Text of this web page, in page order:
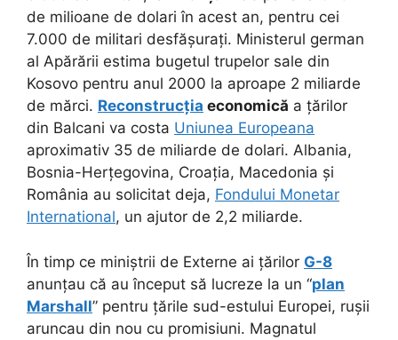
de milioane de dolari în acest an, pentru cei
7.000 de militari desfășurați. Ministerul german
al Apărării estima bugetul trupelor sale din
Kosovo pentru anul 2000 la aproape 2 miliarde
de mărci. Reconstrucția economică a țărilor
din Balcani va costa Uniunea Europeana
aproximativ 35 de miliarde de dolari. Albania,
Bosnia-Herțegovina, Croația, Macedonia și
România au solicitat deja, Fondului Monetar
International, un ajutor de 2,2 miliarde.
În timp ce miniștrii de Externe ai țărilor G-8
anunțau că au început să lucreze la un “plan
Marshall” pentru țările sud-estului Europei, rușii
aruncau din nou cu promisiuni. Magnatul